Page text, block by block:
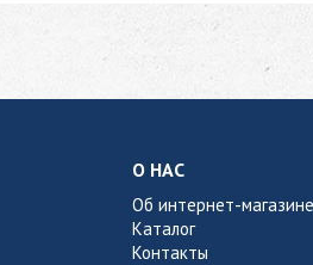
О НАС
Об интернет-магазине
Каталог
Контакты